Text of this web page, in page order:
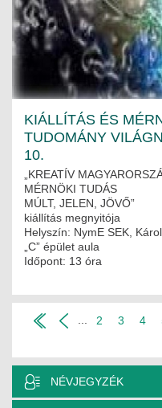
KIÁLLÍTÁS ÉS
TUDOMÁNY
10.
„KREATÍV
MÉRNÖKI TUDÁS
MÚLT, JELEN, JÖVŐ”
kiállítás megnyitója
Helyszín: NymE SEK,
„C” épület aula
Időpont: 13 óra
2 3 4
NÉVJEGYZÉK